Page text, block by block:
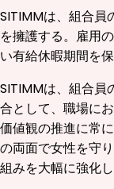
SITIMMは、組合員
を擁護する。雇用
い有給休暇期間を
SITIMMは、組合
合として、職場に
価値観の推進に常
の両面で女性を守
組みを大幅に強化し